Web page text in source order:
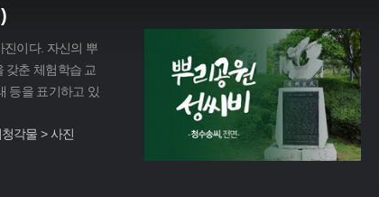
진이다. 자신의 뿌
갖춘 체험학습 교
등을 표기하고 있
각물 > 사진